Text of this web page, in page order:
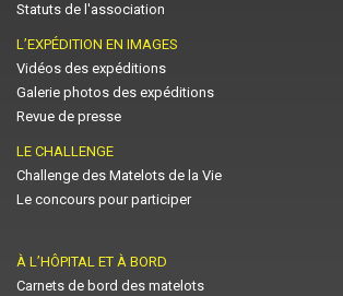
Statuts de l'association
L’EXPÉDITION EN IMAGES
Vidéos des expéditions
Galerie photos des expéditions
Revue de presse
LE CHALLENGE
Challenge des Matelots de la Vie
Le concours pour participer
À L’HÔPITAL ET À BORD
Carnets de bord des matelots